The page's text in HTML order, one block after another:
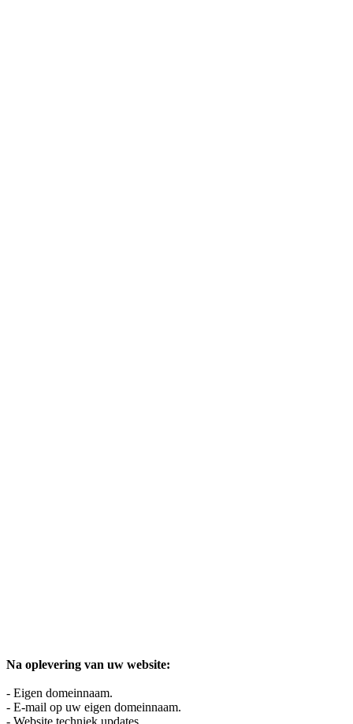
Na oplevering van uw website:
- Eigen domeinnaam.
- E-mail op uw eigen domeinnaam.
- Website techniek updates